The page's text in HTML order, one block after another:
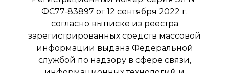
ФС77-83897 от 12 сентября 2022 г.
согласно выписке из реестра
зарегистрированных средств массовой
информации выдана Федеральной
службой по надзору в сфере связи,